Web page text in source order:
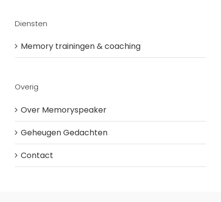
Diensten
Memory trainingen & coaching
Overig
Over Memoryspeaker
Geheugen Gedachten
Contact